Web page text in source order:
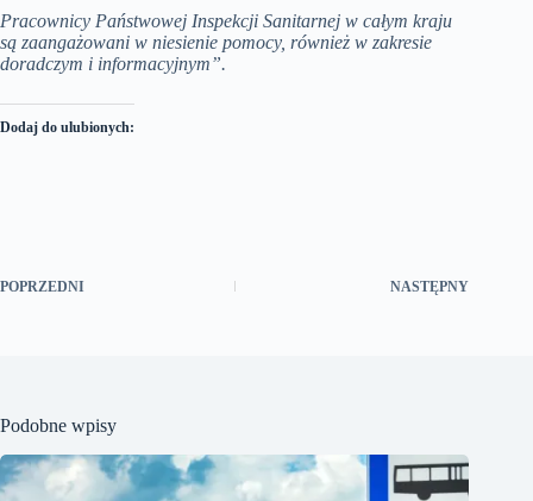
Pracownicy Państwowej Inspekcji Sanitarnej w całym kraju
są zaangażowani w niesienie pomocy, również w zakresie
doradczym i informacyjnym”.
Dodaj do ulubionych:
POPRZEDNI NASTĘPNY
Podobne wpisy